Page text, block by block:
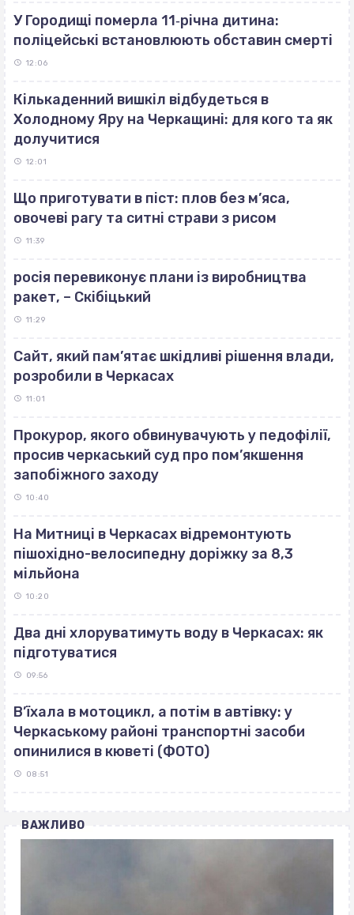
У Городищі померла 11‐річна дитина:
поліцейські встановлюють обставин смерті
12:06
Кількаденний вишкіл відбудеться в
Холодному Яру на Черкащині: для кого та як
долучитися
12:01
Що приготувати в піст: плов без м’яса,
овочеві рагу та ситні страви з рисом
11:39
росія перевиконує плани із виробництва
ракет, – Скібіцький
11:29
Сайт, який пам’ятає шкідливі рішення влади,
розробили в Черкасах
11:01
Прокурор, якого обвинувачують у педофілії,
просив черкаський суд про пом’якшення
запобіжного заходу
10:40
На Митниці в Черкасах відремонтують
пішохідно-велосипедну доріжку за 8,3
мільйона
10:20
Два дні хлоруватимуть воду в Черкасах: як
підготуватися
09:56
В’їхала в мотоцикл, а потім в автівку: у
Черкаському районі транспортні засоби
опинилися в кюветі (ФОТО)
08:51
ВАЖЛИВО